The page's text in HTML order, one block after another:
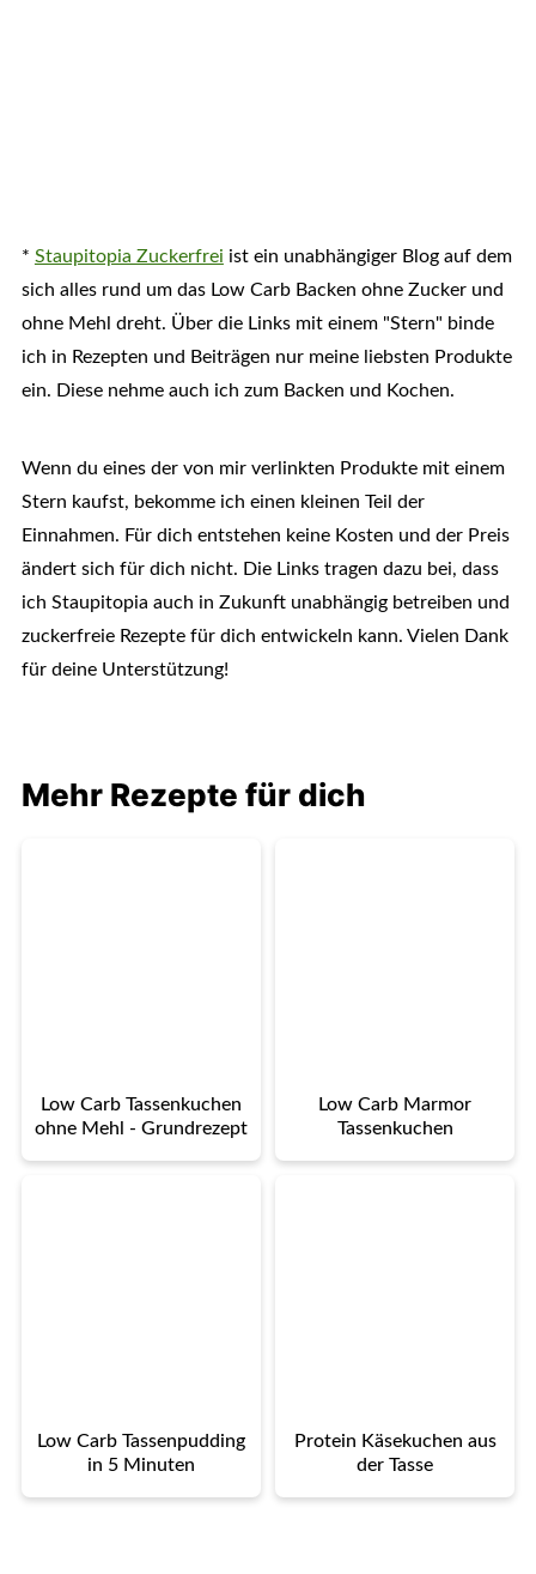
* Staupitopia Zuckerfrei ist ein unabhängiger Blog auf dem
sich alles rund um das Low Carb Backen ohne Zucker und
ohne Mehl dreht. Über die Links mit einem "Stern" binde
ich in Rezepten und Beiträgen nur meine liebsten Produkte
ein. Diese nehme auch ich zum Backen und Kochen.
Wenn du eines der von mir verlinkten Produkte mit einem
Stern kaufst, bekomme ich einen kleinen Teil der
Einnahmen. Für dich entstehen keine Kosten und der Preis
ändert sich für dich nicht. Die Links tragen dazu bei, dass
ich Staupitopia auch in Zukunft unabhängig betreiben und
zuckerfreie Rezepte für dich entwickeln kann. Vielen Dank
für deine Unterstützung!
Mehr Rezepte für dich
Low Carb Tassenkuchen
ohne Mehl - Grundrezept
Low Carb Marmor
Tassenkuchen
Low Carb Tassenpudding
in 5 Minuten
Protein Käsekuchen aus
der Tasse